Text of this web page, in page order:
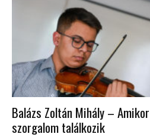
Balázs Zoltán Mihály –
szorgalom találkozik